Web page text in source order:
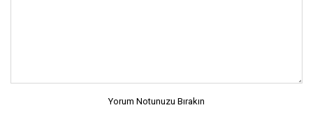
Yorum Notunuzu Bırakın